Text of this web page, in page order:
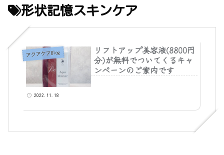
形状記憶スキンケア
アクアケアBlog
リフトアップ美容液(8800円
分)が無料でついてくるキャ
ンペーンのご案内です
2022.11.18